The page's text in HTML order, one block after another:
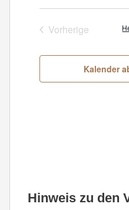
Datum
wählen.
Vorherige
Kalender
Hinweis zu den